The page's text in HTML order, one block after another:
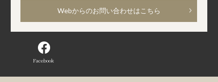
Webからのお問い合わせはこちら
Facebook